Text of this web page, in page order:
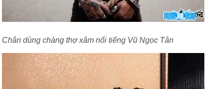
Chân dùng chàng thợ xăm nổi tiếng Vũ Ngọc Tân